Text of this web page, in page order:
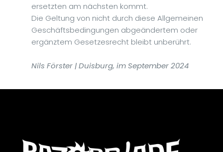
ersetzten am nächsten kommt.
Die Geltung von nicht durch diese Allgemeinen
Geschäftsbedingungen abgeändertem oder
ergänztem Gesetzesrecht bleibt unberührt.
Nils Förster | Duisburg, im September 2024